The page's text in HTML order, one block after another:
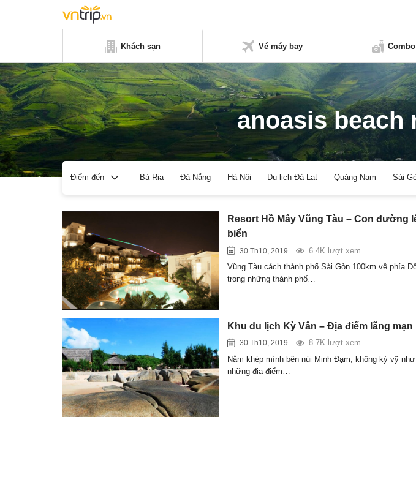
Khách sạn Vé máy bay
anoasis beach
Điểm đến Bà Rịa Đà Nẵng Hà Nội Du lịch Đà Lạt Quảng Nam Sài
Resort Hồ Mây Vũng Tàu – Con đường
biển
30 Th10, 2019
6.4K lượt xem
Vũng Tàu cách thành phố Sài Gòn 100km về phía
trong những thành phố…
Khu du lịch Kỳ Vân – Địa điểm lãng mạn
30 Th10, 2019
8.7K lượt xem
Nằm khép mình bên núi Minh Đạm, không kỳ vỹ
những địa điểm…